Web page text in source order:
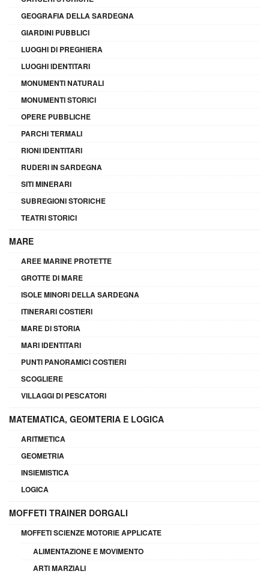
GEOGRAFIA DELLA SARDEGNA
GIARDINI PUBBLICI
LUOGHI DI PREGHIERA
LUOGHI IDENTITARI
MONUMENTI NATURALI
MONUMENTI STORICI
OPERE PUBBLICHE
PARCHI TERMALI
RIONI IDENTITARI
RUDERI IN SARDEGNA
SITI MINERARI
SUBREGIONI STORICHE
TEATRI STORICI
MARE
AREE MARINE PROTETTE
GROTTE DI MARE
ISOLE MINORI DELLA SARDEGNA
ITINERARI COSTIERI
MARE DI STORIA
MARI IDENTITARI
PUNTI PANORAMICI COSTIERI
SCOGLIERE
VILLAGGI DI PESCATORI
MATEMATICA, GEOMTERIA E LOGICA
ARITMETICA
GEOMETRIA
INSIEMISTICA
LOGICA
MOFFETI TRAINER DORGALI
MOFFETI SCIENZE MOTORIE APPLICATE
ALIMENTAZIONE E MOVIMENTO
ARTI MARZIALI